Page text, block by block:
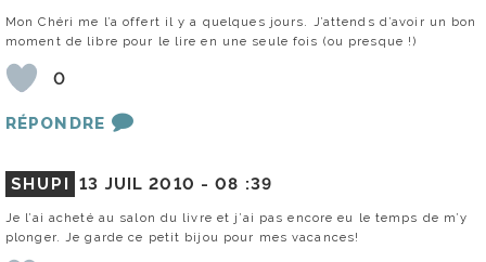
Mon Chéri me l’a offert il y a quelques jours. J’attends d’avoir un bon
moment de libre pour le lire en une seule fois (ou presque !)
0
RÉPONDRE
SHUPI 13 JUIL 2010 -08 :39
Je l’ai acheté au salon du livre et j’ai pas encore eu le temps de m’y
plonger. Je garde ce petit bijou pour mes vacances!